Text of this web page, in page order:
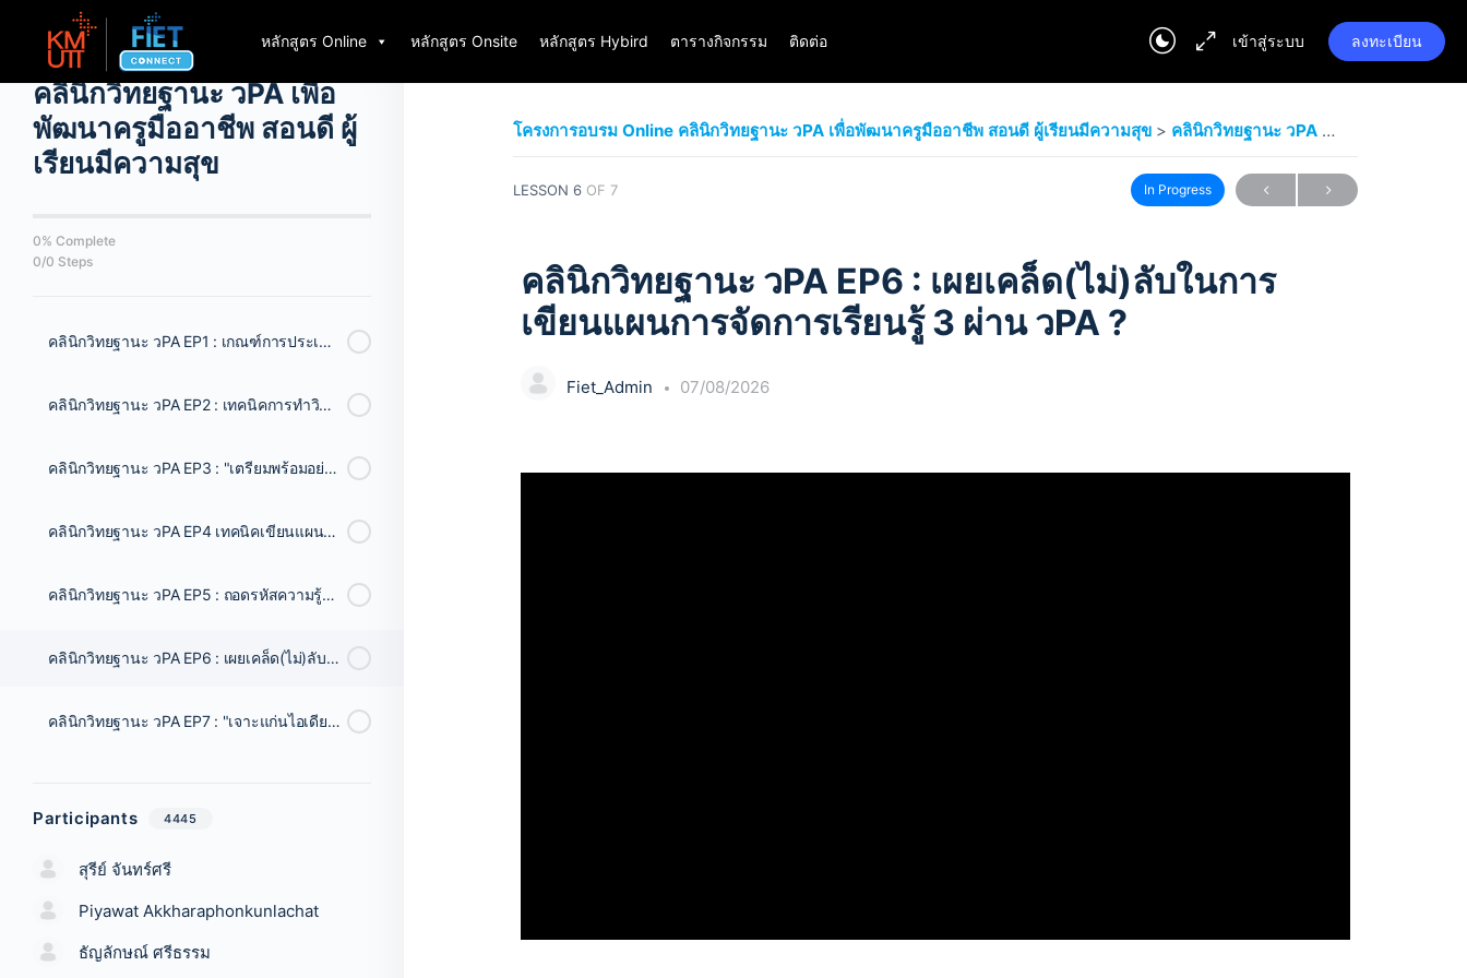
หลักสูตร Online หลักสูตร Onsite หลักสูตร Hybird ตารางกิจกรรม ติดต่อ เข้าสู่ระบบ ลงทะเบียน
Back to Course
โครงการอบรม Online
คลินิกวิทยฐานะ วPA เพื่อ
พัฒนาครูมืออาชีพ สอนดี ผู้
เรียนมีความสุข
0% Complete
0/0 Steps
คลินิกวิทยฐานะ วPA EP1 : เกณฑ์การประเมิน วPA วิทยฐานะ ตามหลักเกณฑ์ PA สำหรับครูผู้สอน
คลินิกวิทยฐานะ วPA EP2 : เทคนิคการทำวิจัย และนวัตกรรม เพื่อการขอประเมินวิทยฐานะครูเชี่ยวชาญใน วPA
คลินิกวิทยฐานะ วPA EP3 : "เตรียมพร้อมอย่างไร ให้ตอบโจทย์การขอวิทยฐานะเชี่ยวชาญ วPA"
คลินิกวิทยฐานะ วPA EP4 เทคนิคเขียนแผนการสอน ว.PA อย่างไรให้ได้ 3 ผ่าน ?
คลินิกวิทยฐานะ วPA EP5 : ถอดรหัสความรู้สำคัญในการออกแบบแผนการสอน 3 ผ่านใน วPA ?
คลินิกวิทยฐานะ วPA EP6 : เผยเคล็ด(ไม่)ลับในการเขียนแผนการจัดการเรียนรู้ 3 ผ่าน วPA ?
คลินิกวิทยฐานะ วPA EP7 : "เจาะแก่นไอเดียการนำเสนอคลิปประเด็นท้าทาย ว PA"?
Participants 4445
สุรีย์ จันทร์ศรี
Piyawat Akkharaphonkunlachat
ธัญลักษณ์ ศรีธรรม
โครงการอบรม Online คลินิกวิทยฐานะ วPA เพื่อพัฒนาครูมืออาชีพ สอนดี ผู้เรียนมีความสุข คลินิกวิทยฐานะ วPA EP6 : เผยเคล็ด(ไม่)ลับในการเขียนแผนการจัดการเรียนรู้ 3 ผ่าน วPA ?
LESSON 6 OF 7 In Progress
คลินิกวิทยฐานะ วPA EP6 : เผยเคล็ด(ไม่)ลับในการ
เขียนแผนการจัดการเรียนรู้ 3 ผ่าน วPA ?
Fiet_Admin 07/08/2026